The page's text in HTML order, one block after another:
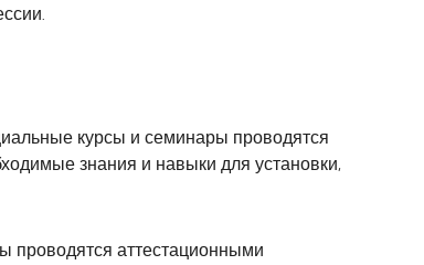
курсы и семинары проводятся
знания и навыки для установки,
проводятся аттестационными